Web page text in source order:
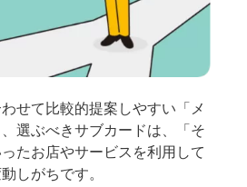
せて比較的提案しやすい「メ
選ぶべきサブカードは、「そ
たお店やサービスを利用して
しがちです。